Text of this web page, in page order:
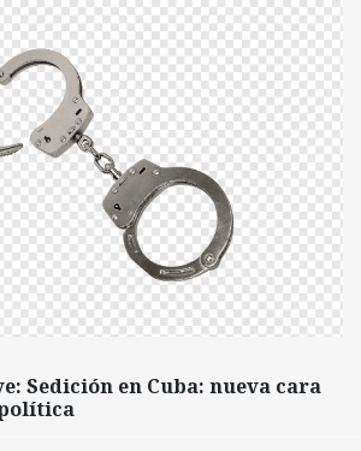
Sedición en Cuba: nueva cara